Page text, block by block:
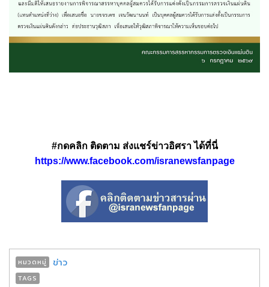
#กดคลิก ติดตาม ส่งแชร์ข่าวอิศรา ได้ที่นี่
https://www.facebook.com/isranewsfanpage
หมวดหมู่ ข่าว
TAGS